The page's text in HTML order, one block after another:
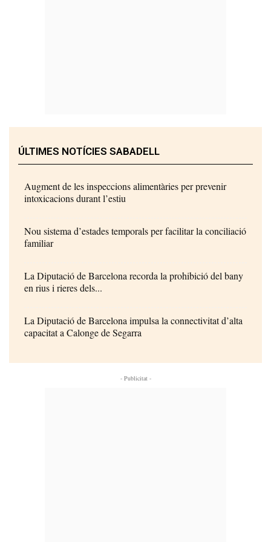
ÚLTIMES NOTÍCIES SABADELL
Augment de les inspeccions alimentàries per prevenir
intoxicacions durant l’estiu
Nou sistema d’estades temporals per facilitar la conciliació
familiar
La Diputació de Barcelona recorda la prohibició del bany
en rius i rieres dels...
La Diputació de Barcelona impulsa la connectivitat d’alta
capacitat a Calonge de Segarra
- Publicitat -